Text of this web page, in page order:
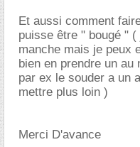
Et aussi comment
puisse être " bougé "
manche mais je peux
bien en prendre un
par ex le souder a un
mettre plus loin )
Merci D'avance